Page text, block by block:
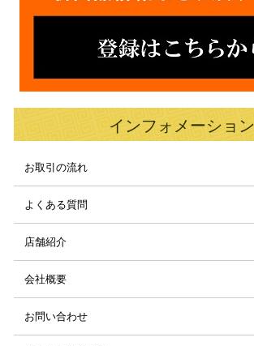
インフォメーション
お取引の流れ
よくある質問
店舗紹介
会社概要
お問い合わせ